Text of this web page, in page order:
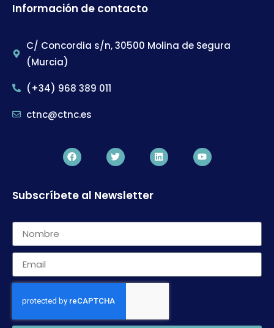
Información de contacto
C/ Concordia s/n, 30500 Molina de Segura
(Murcia)
(+34) 968 389 011
ctnc@ctnc.es
Subscríbete al Newsletter